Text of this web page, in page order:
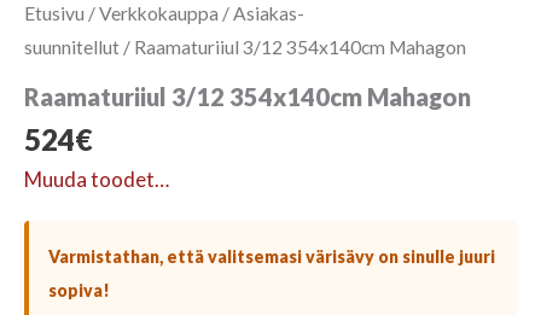
Etusivu /Verkkokauppa / Asiakas-
suunnitellut / Raamaturiiul 3/12 354x140cm Mahagon
Raamaturiiul 3/12 354x140cm Mahagon
524€
Muuda toodet…
Varmistathan, että valitsemasi värisävy on sinulle juuri
sopiva!